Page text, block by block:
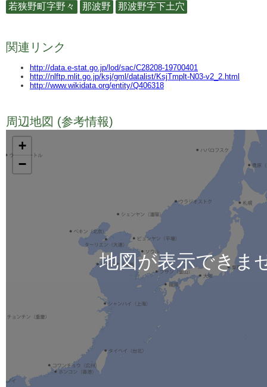
若狭野町字野々
那波野 那波野字下土穴
関連リンク
http://data.e-stat.go.jp/lod/sac/C28208-19700401
http://nlftp.mlit.go.jp/ksj/gml/datalist/KsjTmplt-N03-v2_2.html
http://www.wikidata.org/entity/Q406318
周辺地図 (参考情報)
+
−
地図が表示できま